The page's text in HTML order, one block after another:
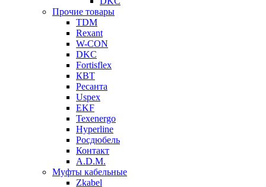
Прочие товары
TDM
Rexant
W-CON
DKC
Fortisflex
КВТ
Ресанта
Uspex
EKF
Texenergo
Hyperline
Росдюбель
Контакт
A.D.M.
Муфты кабельные
Zkabel